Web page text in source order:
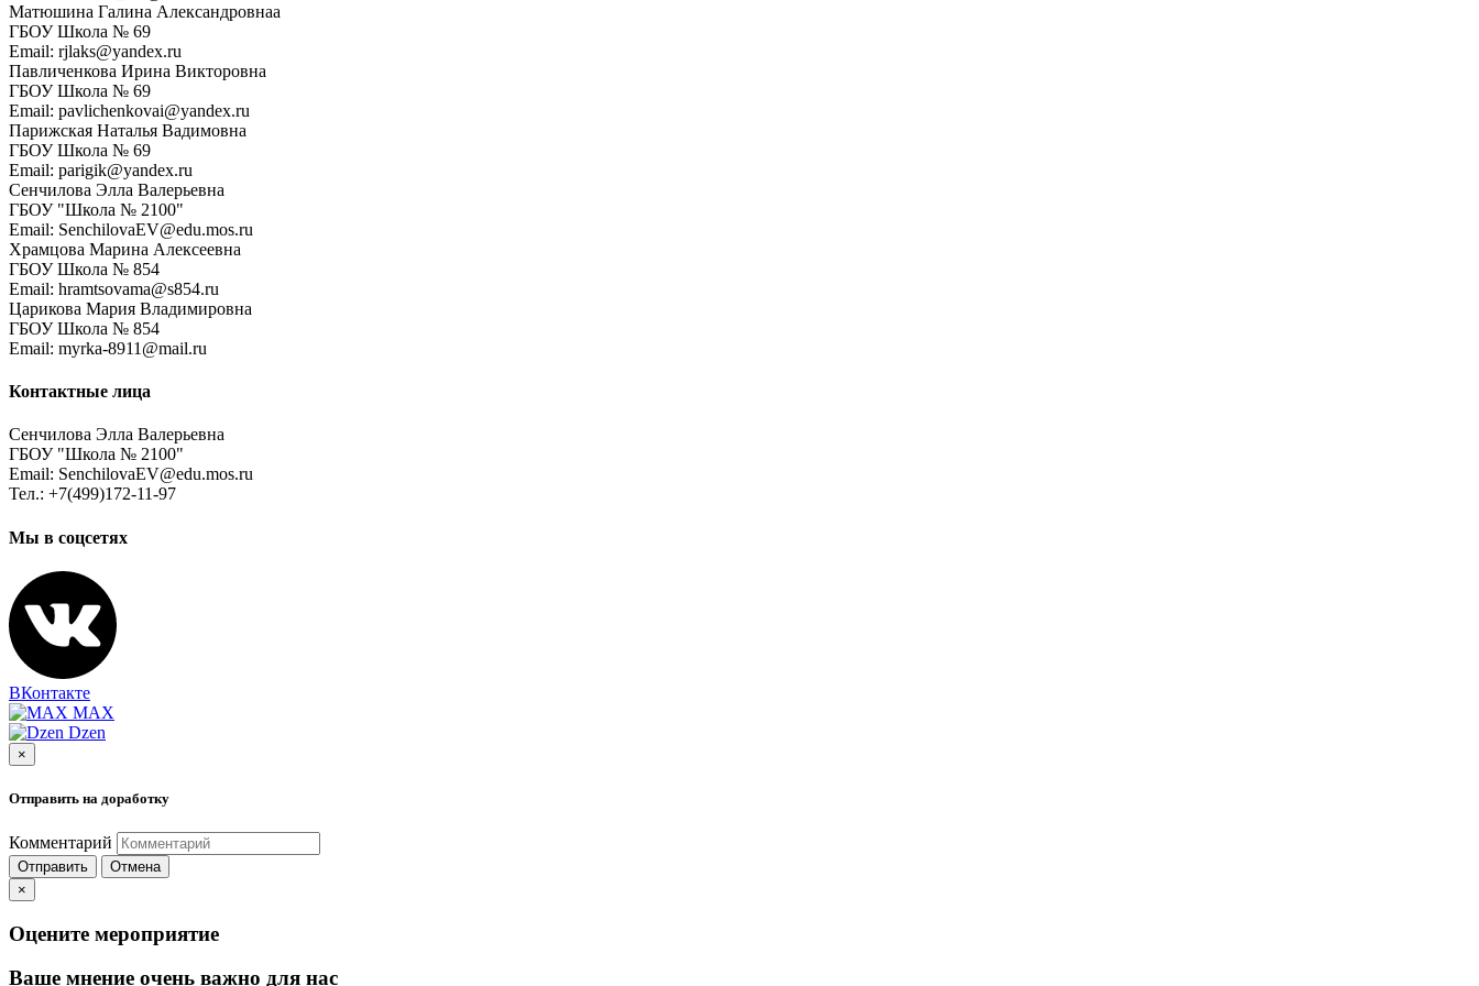
Матюшина Галина Александровнаа
ГБОУ Школа № 69
Email: rjlaks@yandex.ru
Павличенкова Ирина Викторовна
ГБОУ Школа № 69
Email: pavlichenkovai@yandex.ru
Парижская Наталья Вадимовна
ГБОУ Школа № 69
Email: parigik@yandex.ru
Сенчилова Элла Валерьевна
ГБОУ "Школа № 2100"
Email: SenchilovaEV@edu.mos.ru
Храмцова Марина Алексеевна
ГБОУ Школа № 854
Email: hramtsovama@s854.ru
Царикова Мария Владимировна
ГБОУ Школа № 854
Email: myrka-8911@mail.ru
Контактные лица
Сенчилова Элла Валерьевна
ГБОУ "Школа № 2100"
Email: SenchilovaEV@edu.mos.ru
Тел.: +7(499)172-11-97
Мы в соцсетях
ВКонтакте
MAX
Dzen
×
Отправить на доработку
Комментарий
Отправить
Отмена
×
Оцените мероприятие
Ваше мнение очень важно для нас